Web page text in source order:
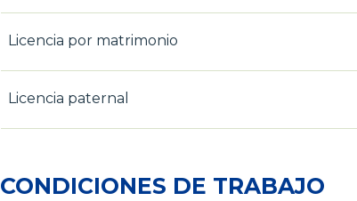
Licencia por matrimonio
Licencia paternal
CONDICIONES DE TRABAJO